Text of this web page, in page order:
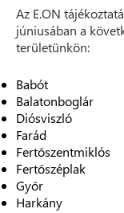
Az E.ON
júniusában a
területünkön:
Babót
Balatonboglár
Diósviszló
Farád
Fertőszentmiklós
Fertőszéplak
Győr
Harkány